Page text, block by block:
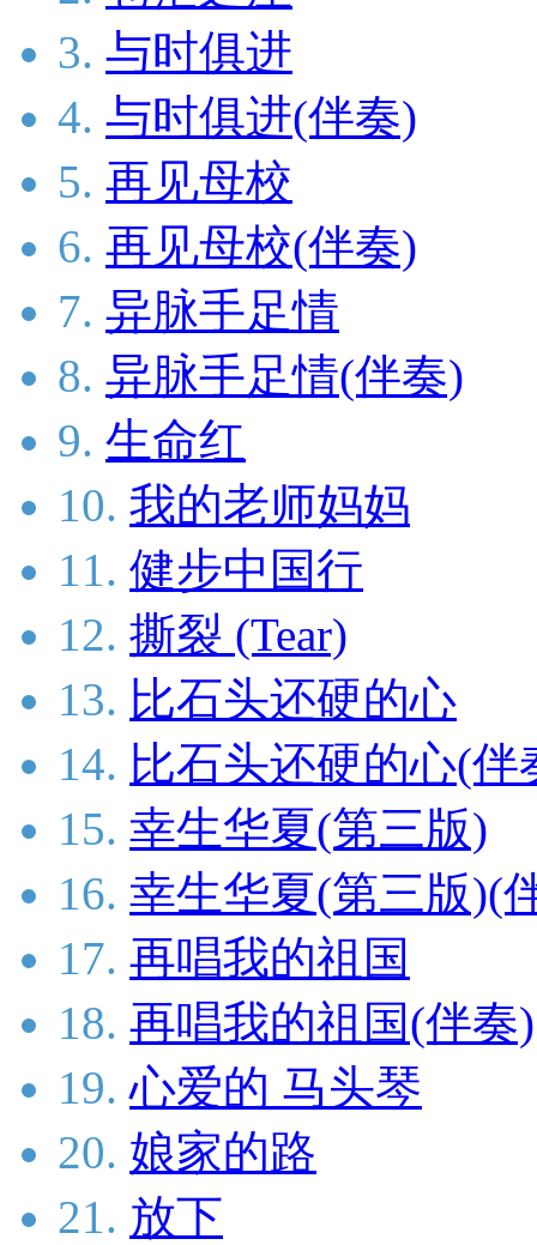
3. 与时俱进
4. 与时俱进(伴奏)
5. 再见母校
6. 再见母校(伴奏)
7. 异脉手足情
8. 异脉手足情(伴奏)
9. 生命红
10. 我的老师妈妈
11. 健步中国行
12. 撕裂 (Tear)
13. 比石头还硬的心
14. 比石头还硬的心(伴
15. 幸生华夏(第三版)
16. 幸生华夏(第三版)(
17. 再唱我的祖国
18. 再唱我的祖国(伴奏)
19. 心爱的 马头琴
20. 娘家的路
21. 放下